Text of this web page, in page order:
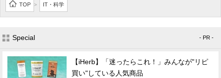
TOP > IT・科学
Special - PR -
【iHerb】「迷ったらこれ！」みんなが"リピ
買い"している人気商品